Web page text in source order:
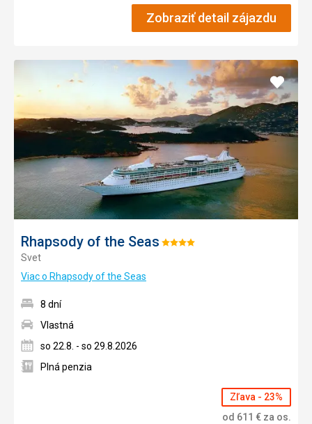
Zobraziť detail zájazdu
Rhapsody of the Seas Hodnotenie:
Svet
Viac o Rhapsody of the Seas
Pridať
8 dní
Vlastná
so 22.8. - so 29.8.2026
Plná penzia
Zľava - 23%
od 611 € za os.